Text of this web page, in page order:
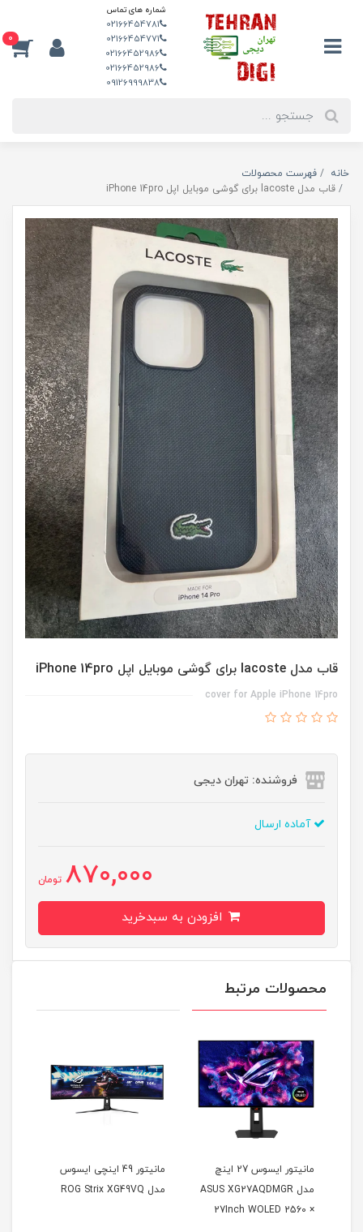
شماره های تماس
02166454781
02166454771
02166452986
02166452986
09126999838
0
خانه
فهرست محصولات
قاب مدل lacoste برای گوشی موبایل اپل iPhone 14pro
قاب مدل lacoste برای گوشی موبایل اپل iPhone 14pro
cover for Apple iPhone 14pro
فروشنده: تهران دیجی
آماده ارسال
870,000 تومان
محصولات مرتبط
مانیتور ایسوس 27 اینچ
مدل ASUS XG27AQDMGR
27Inch WOLED 2560 ×
مانیتور 49 اینچی ایسوس
مدل ROG Strix XG49VQ